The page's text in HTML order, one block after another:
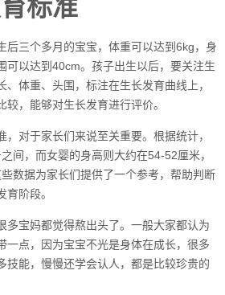
标准
后三个多月的宝宝，体重可以达到6kg，身
可以达到40cm。孩子出生以后，要关注生
体重、头围，标注在生长发育曲线上，
，能够对生长发育进行评价。
，对于家长们来说至关重要。根据统计，
间，而女婴的身高则大约在54-52厘米，
数据为家长们提供了一个参考，帮助判断
阶段。
多宝妈都觉得熬出头了。一般大家都认为
一点，因为宝宝不光是身体在成长，很多
技能，慢慢还学会认人，都是比较珍贵的